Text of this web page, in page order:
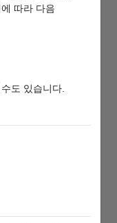
따라 다음
도 있습니다.